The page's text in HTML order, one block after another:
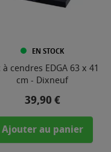
EN STOCK
à cendres EDGA 63 x 41
cm - Dixneuf
Prix
39,90 €
Ajouter au panier